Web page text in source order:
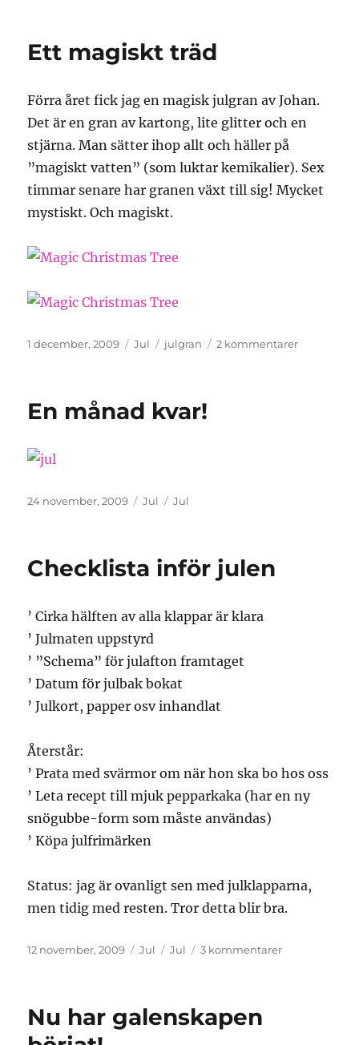
Ett magiskt träd
Förra året fick jag en magisk julgran av Johan.
Det är en gran av kartong, lite glitter och en
stjärna. Man sätter ihop allt och häller på
”magiskt vatten” (som luktar kemikalier). Sex
timmar senare har granen växt till sig! Mycket
mystiskt. Och magiskt.
Publicerat
1 december, 2009 Kategorier
Jul Etiketter
julgran 2 kommentarertill
En månad kvar!
Publicerat
24 november, 2009 Kategorier
Jul Etiketter
Jul
Checklista inför julen
’ Cirka hälften av alla klappar är klara
’ Julmaten uppstyrd
’ ”Schema” för julafton framtaget
’ Datum för julbak bokat
’ Julkort, papper osv inhandlat
Återstår:
’ Prata med svärmor om när hon ska bo hos oss
’ Leta recept till mjuk pepparkaka (har en ny
snögubbe-form som måste användas)
’ Köpa julfrimärken
Status: jag är ovanligt sen med julklapparna,
men tidig med resten. Tror detta blir bra.
Publicerat
12 november, 2009 Kategorier
Jul Etiketter
Jul 3 kommentarertill
Nu har galenskapen